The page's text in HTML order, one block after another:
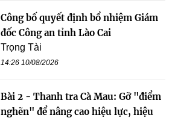
Công bố quyết định bổ nhiệm Giám
đốc Công an tỉnh Lào Cai
Trọng Tài
14:26 10/08/2026
Bài 2 - Thanh tra Cà Mau: Gỡ "điểm
nghẽn" để nâng cao hiệu lực, hiệu